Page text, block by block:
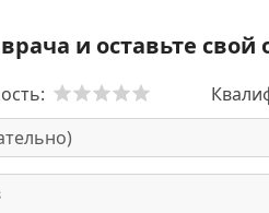
и оставьте свой